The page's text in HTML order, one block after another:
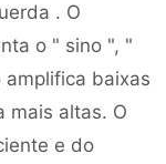
. O
o " sino ", "
baixas
mais altas. O
e do